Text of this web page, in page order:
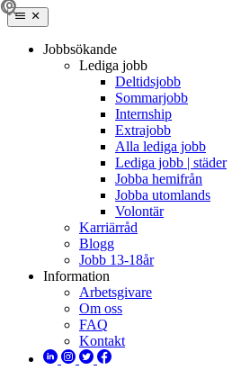
Jobbsökande
Lediga jobb
Deltidsjobb
Sommarjobb
Internship
Extrajobb
Alla lediga jobb
Lediga jobb | städer
Jobba hemifrån
Jobba utomlands
Volontär
Karriärråd
Blogg
Jobb 13-18år
Information
Arbetsgivare
Om oss
FAQ
Kontakt